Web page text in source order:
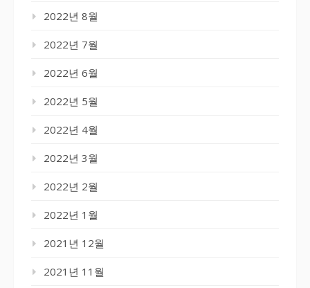
2022년 8월
2022년 7월
2022년 6월
2022년 5월
2022년 4월
2022년 3월
2022년 2월
2022년 1월
2021년 12월
2021년 11월